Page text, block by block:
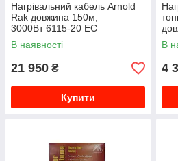
Нагрівальний кабель Arnold
Rak довжина 150м,
3000Вт 6115-20 EC
В наявності
21 950 ₴
Купити
EC
В
4